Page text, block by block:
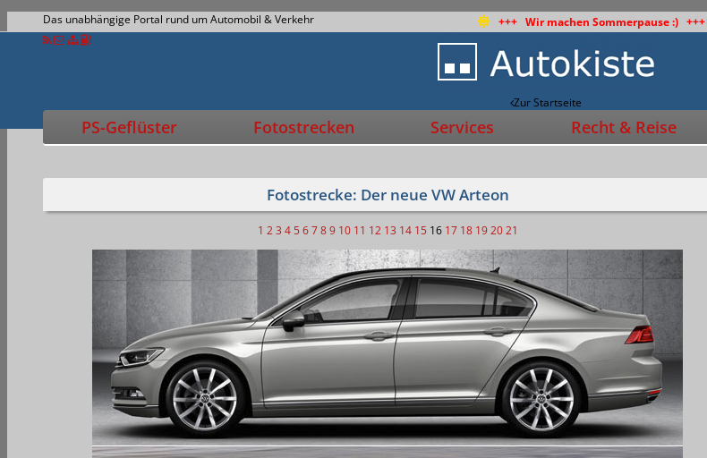
Das unabhängige Portal rund um Automobil & Verkehr +++ Wir machen Sommerpause :) +++
Zur Startseite
PS-Geflüster Fotostrecken Services Recht & Reise
Fotostrecke: Der neue VW Arteon
1 2 3 4 5 6 7 8 9 10 11 12 13 14 15 16 17 18 19 20 21